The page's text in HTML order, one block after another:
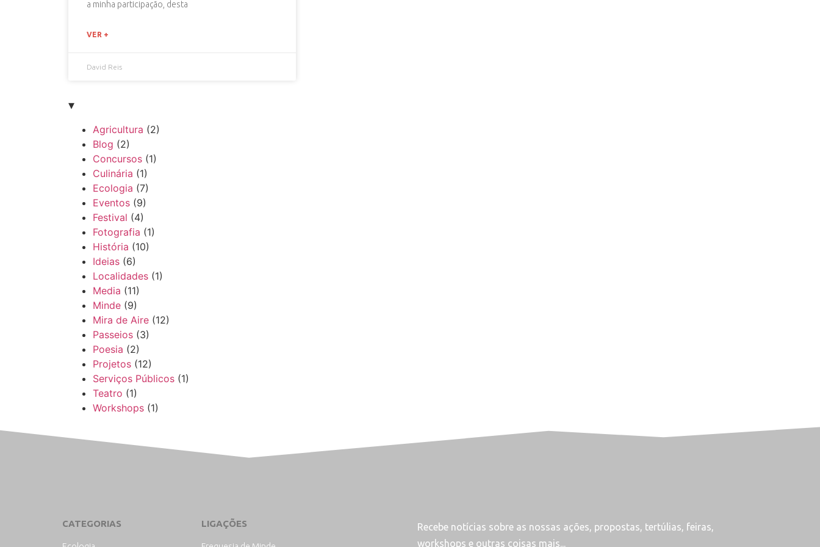
a minha participação, desta
VER +
David Reis
▾
Agricultura (2)
Blog (2)
Concursos (1)
Culinária (1)
Ecologia (7)
Eventos (9)
Festival (4)
Fotografia (1)
História (10)
Ideias (6)
Localidades (1)
Media (11)
Minde (9)
Mira de Aire (12)
Passeios (3)
Poesia (2)
Projetos (12)
Serviços Públicos (1)
Teatro (1)
Workshops (1)
CATEGORIAS LIGAÇÕES
Recebe notícias sobre as nossas ações, propostas, tertúlias, feiras,
workshops e outras coisas mais...